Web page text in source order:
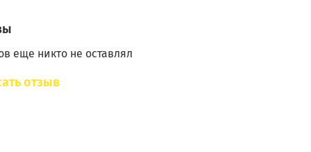
щепа.
г
еще никто не оставлял
отзыв